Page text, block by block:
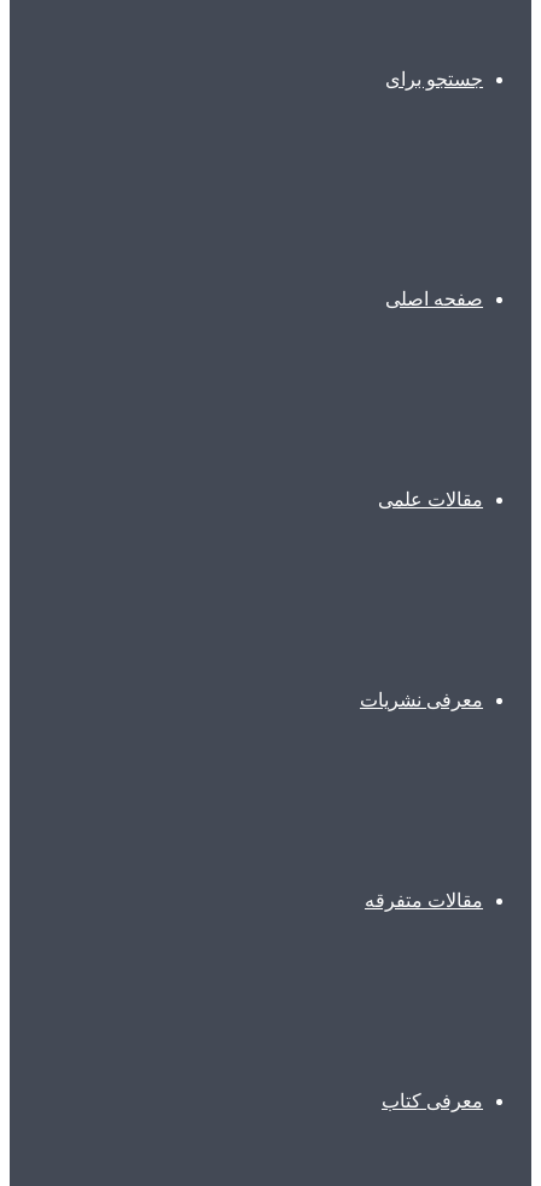
جستجو برای
صفحه اصلی
مقالات علمی
معرفی نشریات
مقالات متفرقه
معرفی کتاب